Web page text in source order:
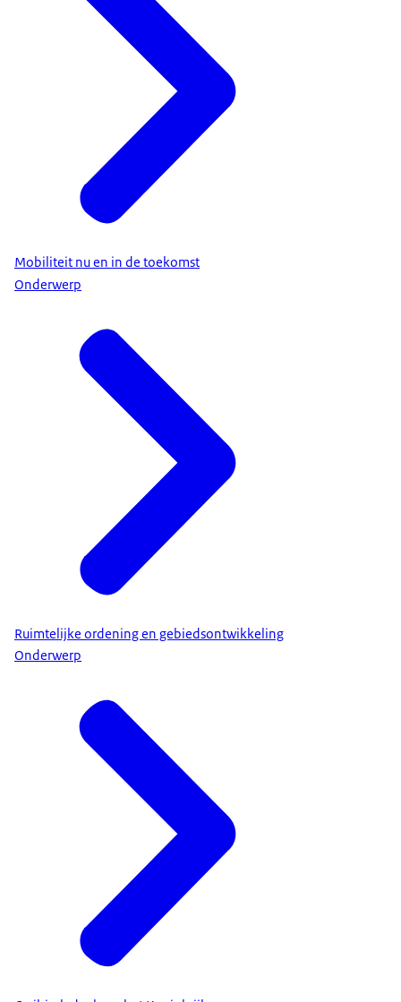
Mobiliteit nu en in de toekomst
Onderwerp
Ruimtelijke ordening en gebiedsontwikkeling
Onderwerp